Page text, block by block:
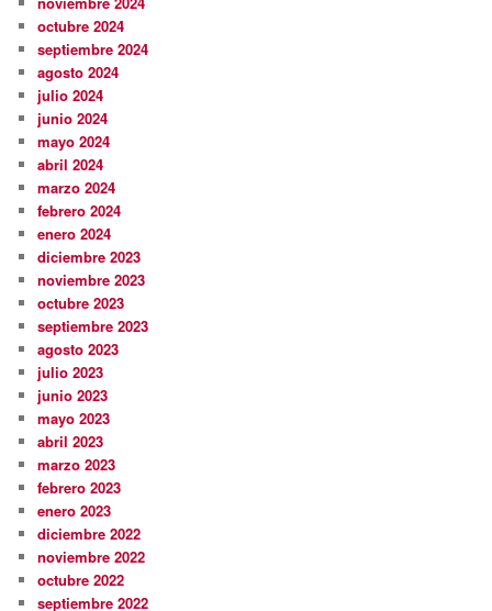
octubre 2024
septiembre 2024
agosto 2024
julio 2024
junio 2024
mayo 2024
abril 2024
marzo 2024
febrero 2024
enero 2024
diciembre 2023
noviembre 2023
octubre 2023
septiembre 2023
agosto 2023
julio 2023
junio 2023
mayo 2023
abril 2023
marzo 2023
febrero 2023
enero 2023
diciembre 2022
noviembre 2022
octubre 2022
septiembre 2022